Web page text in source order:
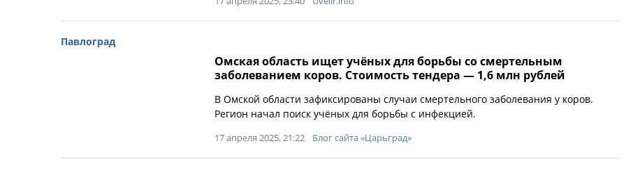
Павлоград
Омская область ищет учёных для борьбы со смертельным
заболеванием коров. Стоимость тендера — 1,6 млн рублей
В Омской области зафиксированы случаи смертельного заболевания у коров.
Регион начал поиск учёных для борьбы с инфекцией.
17 апреля 2025, 21:22 Блог сайта «Царьград»